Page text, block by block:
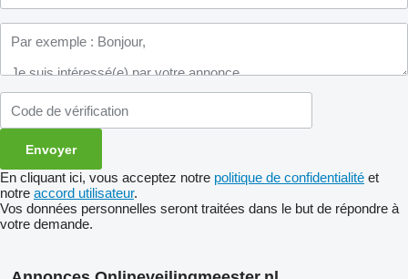
En cliquant ici, vous acceptez notre politique de confidentialité et
notre accord utilisateur.
Vos données personnelles seront traitées dans le but de répondre à
votre demande.